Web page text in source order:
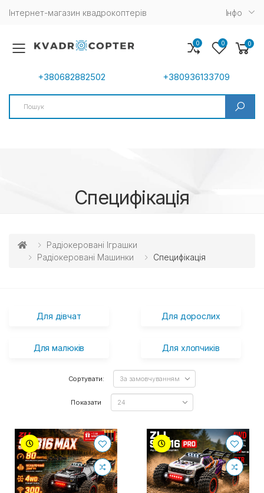
Інтернет-магазин квадрокоптерів Iнфо
Toggle mobile menu
+380682882502 +380936133709
Search
0 0 0
Специфікація
Радіокеровані Іграшки
Радіокеровані Машинки
Специфікація
Для дівчат Для дорослих
Для малюків Для хлопчиків
Сортувати:
Показати